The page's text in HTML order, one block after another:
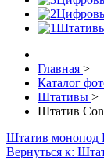
Главная >
Каталог
Штативы >
Штатив
Штатив монопод
Вернуться к: